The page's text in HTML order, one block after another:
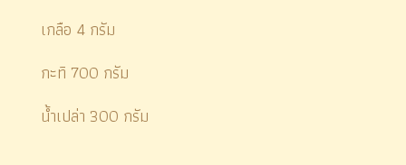
เกลือ 4 กรัม
กะทิ 700 กรัม
น้ำเปล่า 300 กรัม